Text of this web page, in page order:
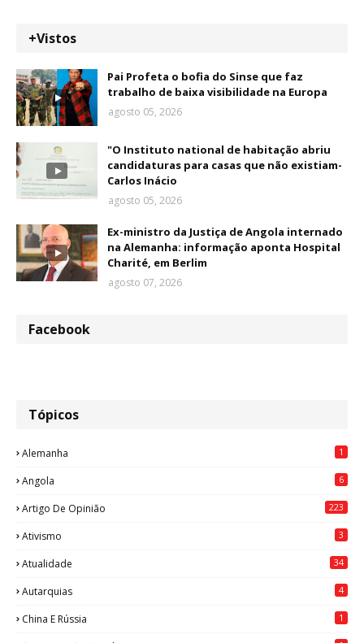
+Vistos
Pai Profeta o bofia do Sinse que faz
trabalho de baixa visibilidade na Europa
agosto 05, 2026
"O Instituto national de habitação abriu
candidaturas para casas que não existiam-
Carlos Inácio
agosto 05, 2026
Ex-ministro da Justiça de Angola internado
na Alemanha: informação aponta Hospital
Charité, em Berlim
agosto 07, 2026
Facebook
Tópicos
Alemanha 1
Angola 6
Artigo De Opinião 223
Ativismo 3
Atualidade 34
Autarquias 4
China E Rússia 1